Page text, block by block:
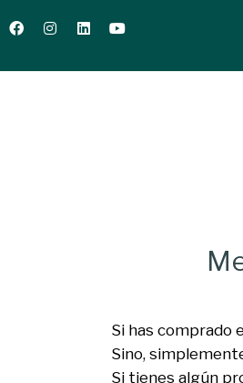
Si has comprado
Sino,
Si tienes algún